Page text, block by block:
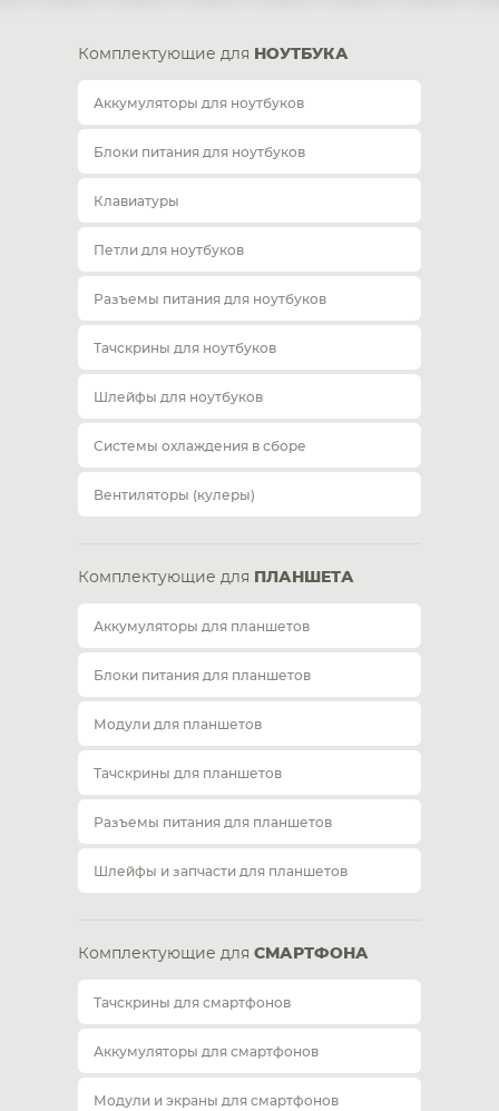
Комплектующие для НОУТБУКА
Аккумуляторы для ноутбуков
Блоки питания для ноутбуков
Клавиатуры
Петли для ноутбуков
Разъемы питания для ноутбуков
Тачскрины для ноутбуков
Шлейфы для ноутбуков
Системы охлаждения в сборе
Вентиляторы (кулеры)
Комплектующие для ПЛАНШЕТА
Аккумуляторы для планшетов
Блоки питания для планшетов
Модули для планшетов
Тачскрины для планшетов
Разъемы питания для планшетов
Шлейфы и запчасти для планшетов
Комплектующие для СМАРТФОНА
Тачскрины для смартфонов
Аккумуляторы для смартфонов
Модули и экраны для смартфонов